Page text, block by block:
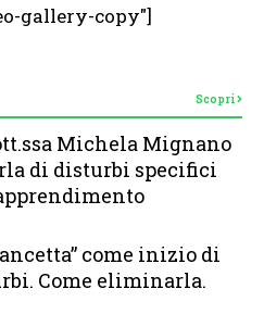
gallery-copy"]
Scopri
Michela Mignano
di disturbi specifici
come inizio di
Come eliminarla.